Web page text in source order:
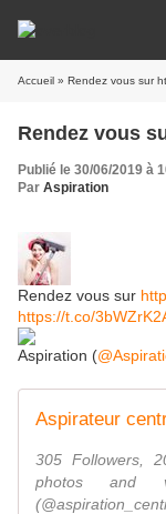
Accueil » Rendez vous sur
Rendez vous
Publié le 30/06/2019 à
Par Aspiration
Rendez vous sur
https://t.co/
Aspiration (
305 Followers,
photos and